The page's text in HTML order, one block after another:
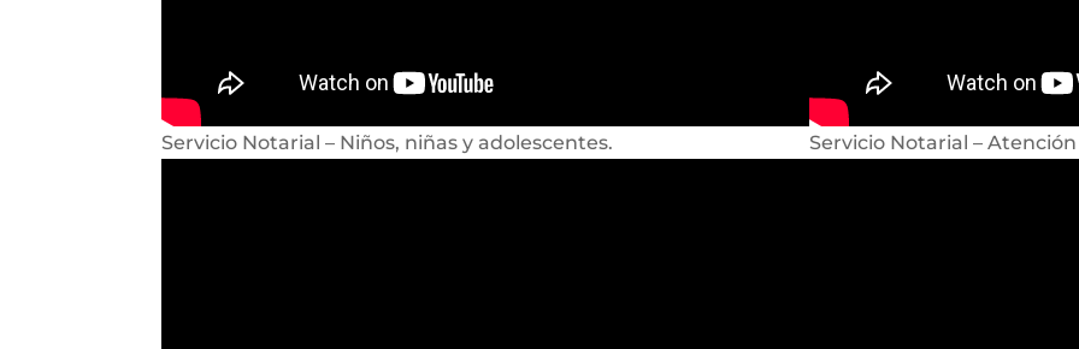
Servicio Notarial – Niños, niñas y adolescentes. Servicio Notarial –